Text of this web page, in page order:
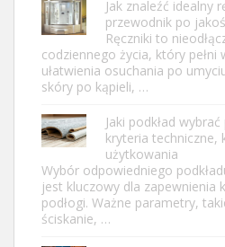
Jak znaleźć idealny
przewodnik po
Ręczniki to
codziennego życia, który pełni
ułatwienia osuchania po
skóry po kąpieli, …
Jaki podkład
kryteria techniczne,
użytkowania
Wybór odpowiedniego
jest kluczowy dla zapewnienia
podłogi. Ważne parametry,
ściskanie, …